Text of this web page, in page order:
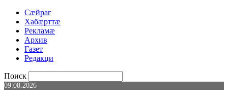
Сæйраг
Хабæрттæ
Рекламæ
Архив
Газет
Редакци
Поиск
09.08.2026